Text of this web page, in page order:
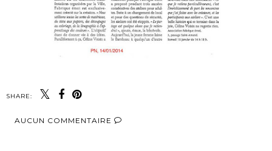
SHARE:
AUCUN COMMENTAIRE